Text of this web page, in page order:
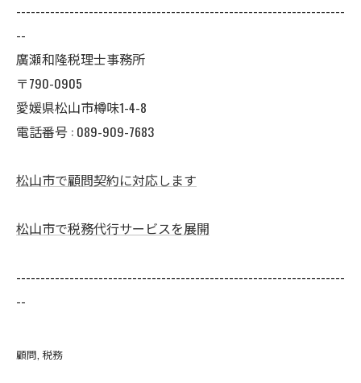
--------------------------------------------------------------------
--
廣瀬和隆税理士事務所
〒790-0905
愛媛県松山市樽味1-4-8
電話番号 : 089-909-7683
松山市で顧問契約に対応します
松山市で税務代行サービスを展開
--------------------------------------------------------------------
--
顧問 税務